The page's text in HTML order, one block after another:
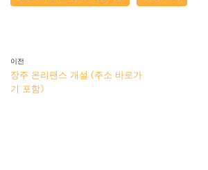
이전
장주 온리팬스 개설 (주소 바로가
기 포함)